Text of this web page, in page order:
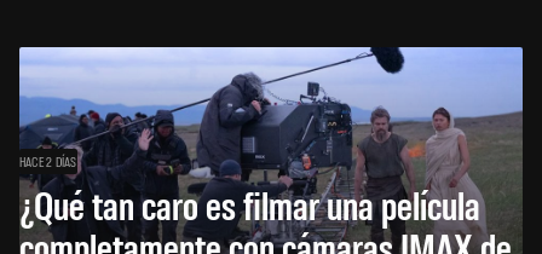
HACE 2 DÍAS
¿Qué tan caro es filmar una película